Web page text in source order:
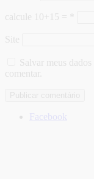
calcule 10+15 =
Site
Salvar meus
comentar.
Facebook